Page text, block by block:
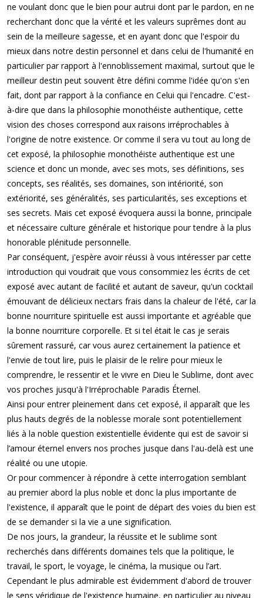
ne voulant donc que le bien pour autrui dont par le pardon, en ne
recherchant donc que la vérité et les valeurs suprêmes dont au
sein de la meilleure sagesse, et en ayant donc que l'espoir du
mieux dans notre destin personnel et dans celui de l'humanité en
particulier par rapport à l'ennoblissement maximal, surtout que le
meilleur destin peut souvent être défini comme l'idée qu'on s'en
fait, dont par rapport à la confiance en Celui qui l'encadre. C'est-
à-dire que dans la philosophie monothéiste authentique, cette
vision des choses correspond aux raisons irréprochables à
l'origine de notre existence. Or comme il sera vu tout au long de
cet exposé, la philosophie monothéiste authentique est une
science et donc un monde, avec ses mots, ses définitions, ses
concepts, ses réalités, ses domaines, son intériorité, son
extériorité, ses généralités, ses particularités, ses exceptions et
ses secrets. Mais cet exposé évoquera aussi la bonne, principale
et nécessaire culture générale et historique pour tendre à la plus
honorable plénitude personnelle.
Par conséquent, j'espère avoir réussi à vous intéresser par cette
introduction qui voudrait que vous consommiez les écrits de cet
exposé avec autant de facilité et autant de saveur, qu'un cocktail
émouvant de délicieux nectars frais dans la chaleur de l'été, car la
bonne nourriture spirituelle est aussi importante et agréable que
la bonne nourriture corporelle. Et si tel était le cas je serais
sûrement rassuré, car vous aurez certainement la patience et
l'envie de tout lire, puis le plaisir de le relire pour mieux le
comprendre, le ressentir et le vivre en Dieu le Sublime, dont avec
vos proches jusqu'à l'Irréprochable Paradis Éternel.
Ainsi pour entrer pleinement dans cet exposé, il apparaît que les
plus hauts degrés de la noblesse morale sont potentiellement
liés à la noble question existentielle évidente qui est de savoir si
l’amour éternel envers nos proches jusque dans l'au-delà est une
réalité ou une utopie.
Or pour commencer à répondre à cette interrogation semblant
au premier abord la plus noble et donc la plus importante de
l'existence, il apparaît que le point de départ des voies du bien est
de se demander si la vie a une signification.
De nos jours, la grandeur, la réussite et le sublime sont
recherchés dans différents domaines tels que la politique, le
travail, le sport, le voyage, le cinéma, la musique ou l’art.
Cependant le plus admirable est évidemment d'abord de trouver
le sens véridique de l'existence humaine, en particulier au niveau